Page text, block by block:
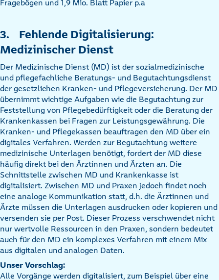
Fragebögen und 1,9 Mio. Blatt Papier p.a
3. Fehlende Digitalisierung:
Medizinischer Dienst
Der Medizinische Dienst (MD) ist der sozialmedizinische
und pflegefachliche Beratungs- und Begutachtungsdienst
der gesetzlichen Kranken- und Pflegeversicherung. Der MD
übernimmt wichtige Aufgaben wie die Begutachtung zur
Feststellung von Pflegebedürftigkeit oder die Beratung der
Krankenkassen bei Fragen zur Leistungsgewährung. Die
Kranken- und Pflegekassen beauftragen den MD über ein
digitales Verfahren. Werden zur Begutachtung weitere
medizinische Unterlagen benötigt, fordert der MD diese
häufig direkt bei den Ärztinnen und Ärzten an. Die
Schnittstelle zwischen MD und Krankenkasse ist
digitalisiert. Zwischen MD und Praxen jedoch findet noch
eine analoge Kommunikation statt, d.h. die Ärztinnen und
Ärzte müssen die Unterlagen ausdrucken oder kopieren und
versenden sie per Post. Dieser Prozess verschwendet nicht
nur wertvolle Ressourcen in den Praxen, sondern bedeutet
auch für den MD ein komplexes Verfahren mit einem Mix
aus digitalen und analogen Daten.
Unser Vorschlag:
Alle Vorgänge werden digitalisiert, zum Beispiel über eine